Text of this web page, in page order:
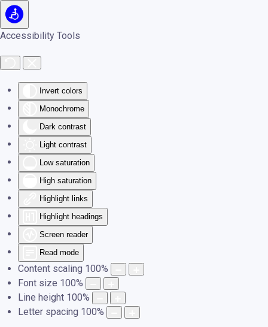
Accessibility Tools
Invert colors
Monochrome
Dark contrast
Light contrast
Low saturation
High saturation
Highlight links
Highlight headings
Screen reader
Read mode
Content scaling 100%
Font size 100%
Line height 100%
Letter spacing 100%
Skip to main content